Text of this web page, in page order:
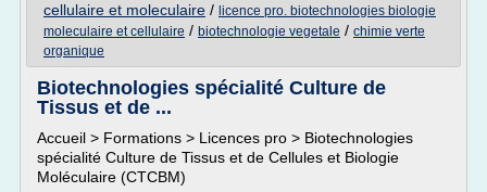
cellulaire et moleculaire / licence pro. biotechnologies biologie
moleculaire et cellulaire / biotechnologie vegetale / chimie verte
organique
Biotechnologies spécialité Culture de
Tissus et de ...
Accueil > Formations > Licences pro > Biotechnologies
spécialité Culture de Tissus et de Cellules et Biologie
Moléculaire (CTCBM)